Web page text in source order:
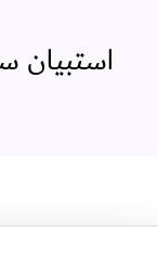
استبيان